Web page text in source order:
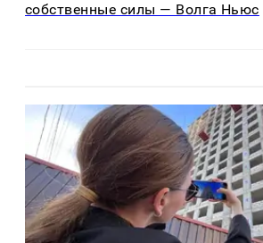
собственные силы — Волга Ньюс